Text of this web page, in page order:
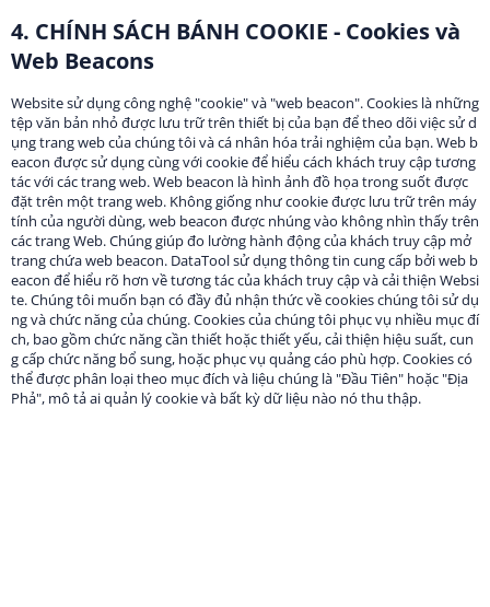
4. CHÍNH SÁCH BÁNH COOKIE - Cookies và
Web Beacons
Website sử dụng công nghệ "cookie" và "web beacon". Cookies là những
tệp văn bản nhỏ được lưu trữ trên thiết bị của bạn để theo dõi việc sử d
ụng trang web của chúng tôi và cá nhân hóa trải nghiệm của bạn. Web b
eacon được sử dụng cùng với cookie để hiểu cách khách truy cập tương
tác với các trang web. Web beacon là hình ảnh đồ họa trong suốt được
đặt trên một trang web. Không giống như cookie được lưu trữ trên máy
tính của người dùng, web beacon được nhúng vào không nhìn thấy trên
các trang Web. Chúng giúp đo lường hành động của khách truy cập mở
trang chứa web beacon. DataTool sử dụng thông tin cung cấp bởi web b
eacon để hiểu rõ hơn về tương tác của khách truy cập và cải thiện Websi
te. Chúng tôi muốn bạn có đầy đủ nhận thức về cookies chúng tôi sử dụ
ng và chức năng của chúng. Cookies của chúng tôi phục vụ nhiều mục đí
ch, bao gồm chức năng cần thiết hoặc thiết yếu, cải thiện hiệu suất, cun
g cấp chức năng bổ sung, hoặc phục vụ quảng cáo phù hợp. Cookies có
thể được phân loại theo mục đích và liệu chúng là "Đầu Tiên" hoặc "Địa
Phả", mô tả ai quản lý cookie và bất kỳ dữ liệu nào nó thu thập.